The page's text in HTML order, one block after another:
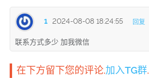
1 2024-08-08 18:24:55 回复
联系方式多少 加我微信
在下方留下您的评论.加入TG群.